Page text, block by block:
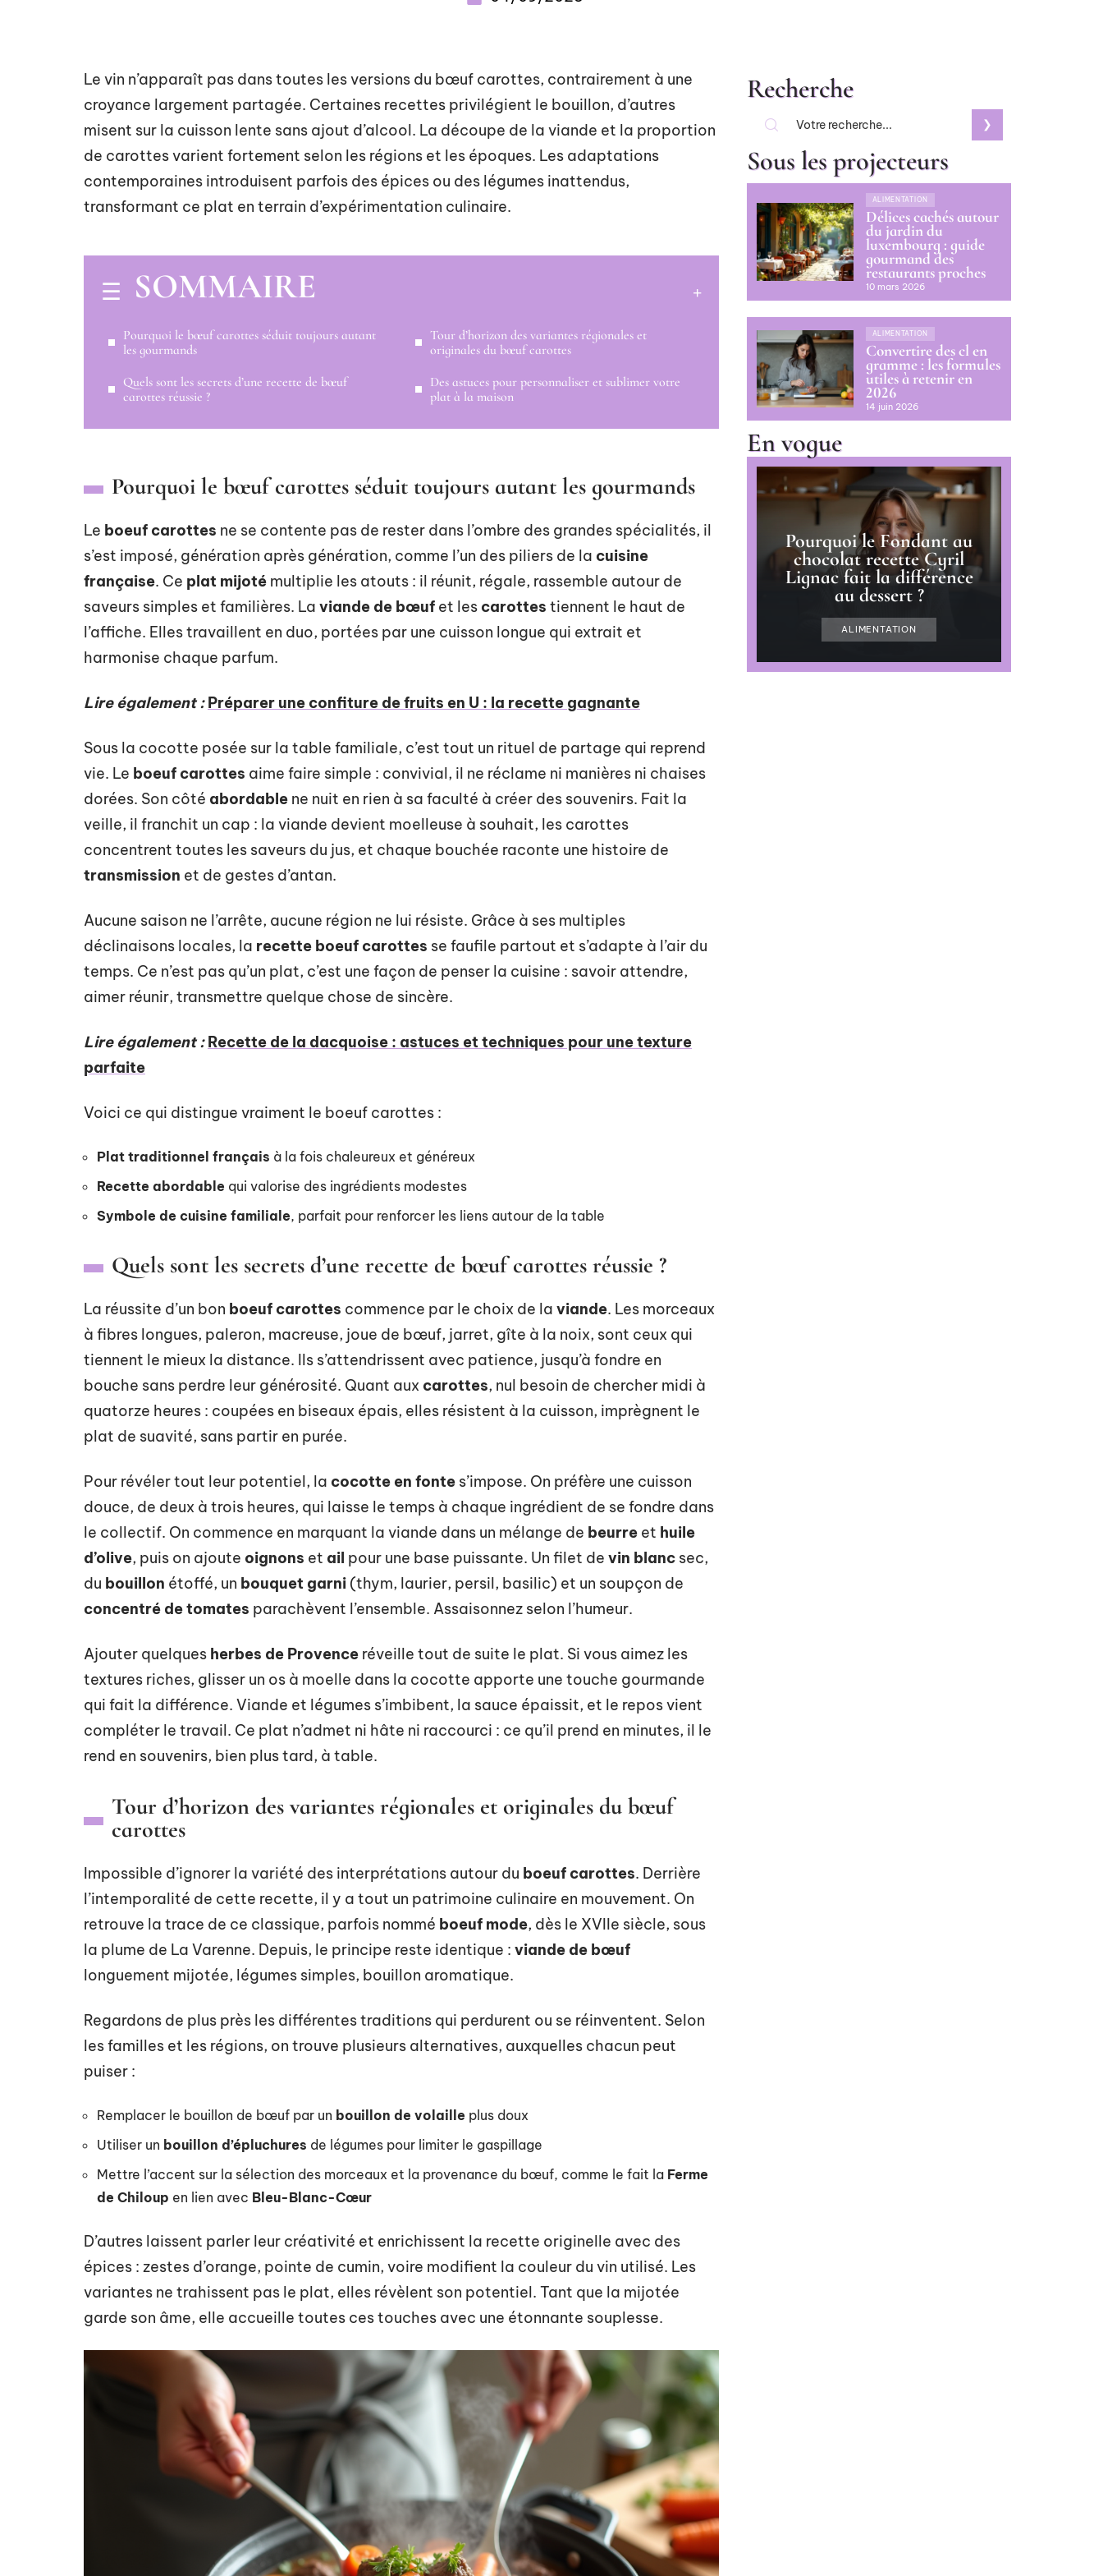
Le vin n’apparaît pas dans toutes les versions du bœuf carottes, contrairement à une
croyance largement partagée. Certaines recettes privilégient le bouillon, d’autres
misent sur la cuisson lente sans ajout d’alcool. La découpe de la viande et la proportion
de carottes varient fortement selon les régions et les époques. Les adaptations
contemporaines introduisent parfois des épices ou des légumes inattendus,
transformant ce plat en terrain d’expérimentation culinaire.
SOMMAIRE
Pourquoi le bœuf carottes séduit toujours autant
les gourmands
Quels sont les secrets d’une recette de bœuf
carottes réussie ?
Tour d’horizon des variantes régionales et
originales du bœuf carottes
Des astuces pour personnaliser et sublimer votre
plat à la maison
Pourquoi le bœuf carottes séduit toujours autant les gourmands
Le boeuf carottes ne se contente pas de rester dans l’ombre des grandes spécialités, il
s’est imposé, génération après génération, comme l’un des piliers de la cuisine
française. Ce plat mijoté multiplie les atouts : il réunit, régale, rassemble autour de
saveurs simples et familières. La viande de bœuf et les carottes tiennent le haut de
l’affiche. Elles travaillent en duo, portées par une cuisson longue qui extrait et
harmonise chaque parfum.
Lire également : Préparer une confiture de fruits en U : la recette gagnante
Sous la cocotte posée sur la table familiale, c’est tout un rituel de partage qui reprend
vie. Le boeuf carottes aime faire simple : convivial, il ne réclame ni manières ni chaises
dorées. Son côté abordable ne nuit en rien à sa faculté à créer des souvenirs. Fait la
veille, il franchit un cap : la viande devient moelleuse à souhait, les carottes
concentrent toutes les saveurs du jus, et chaque bouchée raconte une histoire de
transmission et de gestes d’antan.
Aucune saison ne l’arrête, aucune région ne lui résiste. Grâce à ses multiples
déclinaisons locales, la recette boeuf carottes se faufile partout et s’adapte à l’air du
temps. Ce n’est pas qu’un plat, c’est une façon de penser la cuisine : savoir attendre,
aimer réunir, transmettre quelque chose de sincère.
Lire également : Recette de la dacquoise : astuces et techniques pour une texture
parfaite
Voici ce qui distingue vraiment le boeuf carottes :
Plat traditionnel français à la fois chaleureux et généreux
Recette abordable qui valorise des ingrédients modestes
Symbole de cuisine familiale, parfait pour renforcer les liens autour de la table
Quels sont les secrets d’une recette de bœuf carottes réussie ?
La réussite d’un bon boeuf carottes commence par le choix de la viande. Les morceaux
à fibres longues, paleron, macreuse, joue de bœuf, jarret, gîte à la noix, sont ceux qui
tiennent le mieux la distance. Ils s’attendrissent avec patience, jusqu’à fondre en
bouche sans perdre leur générosité. Quant aux carottes, nul besoin de chercher midi à
quatorze heures : coupées en biseaux épais, elles résistent à la cuisson, imprègnent le
plat de suavité, sans partir en purée.
Pour révéler tout leur potentiel, la cocotte en fonte s’impose. On préfère une cuisson
douce, de deux à trois heures, qui laisse le temps à chaque ingrédient de se fondre dans
le collectif. On commence en marquant la viande dans un mélange de beurre et huile
d’olive, puis on ajoute oignons et ail pour une base puissante. Un filet de vin blanc sec,
du bouillon étoffé, un bouquet garni (thym, laurier, persil, basilic) et un soupçon de
concentré de tomates parachèvent l’ensemble. Assaisonnez selon l’humeur.
Ajouter quelques herbes de Provence réveille tout de suite le plat. Si vous aimez les
textures riches, glisser un os à moelle dans la cocotte apporte une touche gourmande
qui fait la différence. Viande et légumes s’imbibent, la sauce épaissit, et le repos vient
compléter le travail. Ce plat n’admet ni hâte ni raccourci : ce qu’il prend en minutes, il le
rend en souvenirs, bien plus tard, à table.
Tour d’horizon des variantes régionales et originales du bœuf
carottes
Impossible d’ignorer la variété des interprétations autour du boeuf carottes. Derrière
l’intemporalité de cette recette, il y a tout un patrimoine culinaire en mouvement. On
retrouve la trace de ce classique, parfois nommé boeuf mode, dès le XVIIe siècle, sous
la plume de La Varenne. Depuis, le principe reste identique : viande de bœuf
longuement mijotée, légumes simples, bouillon aromatique.
Regardons de plus près les différentes traditions qui perdurent ou se réinventent. Selon
les familles et les régions, on trouve plusieurs alternatives, auxquelles chacun peut
puiser :
Remplacer le bouillon de bœuf par un bouillon de volaille plus doux
Utiliser un bouillon d’épluchures de légumes pour limiter le gaspillage
Mettre l’accent sur la sélection des morceaux et la provenance du bœuf, comme le fait la Ferme
de Chiloup en lien avec Bleu-Blanc-Cœur
D’autres laissent parler leur créativité et enrichissent la recette originelle avec des
épices : zestes d’orange, pointe de cumin, voire modifient la couleur du vin utilisé. Les
variantes ne trahissent pas le plat, elles révèlent son potentiel. Tant que la mijotée
garde son âme, elle accueille toutes ces touches avec une étonnante souplesse.
Recherche
Sous les projecteurs
ALIMENTATION
Délices cachés autour
du jardin du
luxembourg : guide
gourmand des
restaurants proches
10 mars 2026
ALIMENTATION
Convertire des cl en
gramme : les formules
utiles à retenir en
2026
14 juin 2026
En vogue
Pourquoi le Fondant au
chocolat recette Cyril
Lignac fait la différence
au dessert ?
ALIMENTATION